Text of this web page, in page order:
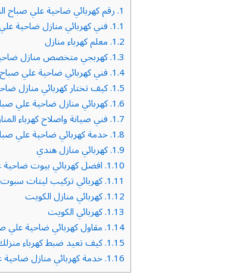
1. رقم كهربائي ضاحية علي صباح
1.1. فني كهربائي منازل ضاحية
1.2. معلم كهرباء منازل
1.3. كهربجي متخصص منازل
1.4. فني كهربائي ضاحية علي
1.5. كيف تختار كهربائي منازل
1.6. كهربائي منازل ضاحية علي
1.7. فني صيانة واصلاح كهرباء
1.8. خدمة كهربائي ضاحية علي صباح
1.9. كهربائي منازل هندي
1.10. افضل كهربائي بيوت ضاحية
1.11. كهربائي تركيب ليتات
1.12. كهربائي منازل الكويت
1.13. كهربائي الكويت
1.14. مقاول كهربائي ضاحية علي
1.15. كيف تعيد ضبط كهرباء
1.16. خدمة كهربائي منازل